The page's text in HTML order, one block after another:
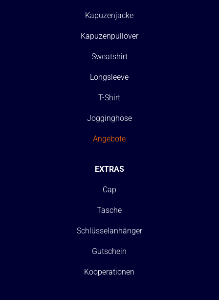
Kapuzenjacke
Kapuzenpullover
Sweatshirt
Longsleeve
T-Shirt
Jogginghose
Angebote
EXTRAS
Cap
Tasche
Schlüsselanhänger
Gutschein
Kooperationen